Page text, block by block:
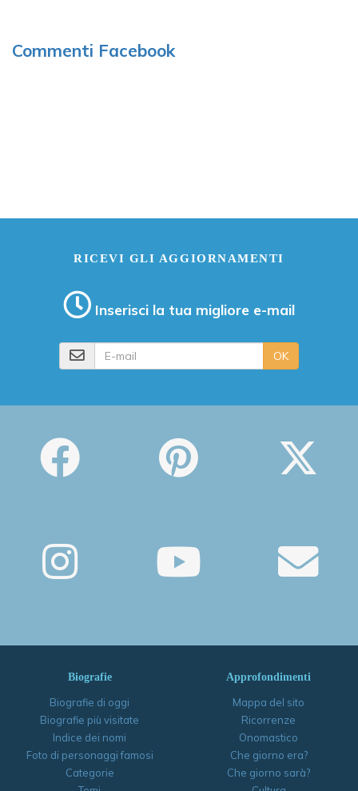
Commenti Facebook
RICEVI GLI AGGIORNAMENTI
Inserisci la tua migliore e-mail
OK
Biografie
Biografie di oggi
Biografie più visitate
Indice dei nomi
Foto di personaggi famosi
Categorie
Approfondimenti
Mappa del sito
Ricorrenze
Onomastico
Che giorno era?
Che giorno sarà?